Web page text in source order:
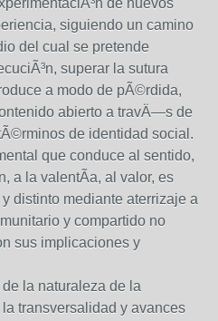
de nuevos
siguiendo un camino
del cual se pretende
superar la sutura
a modo de pÃ©rdida,
abierto a travÄ—s de
de identidad social.
que conduce al sentido,
a la valentÃ­a, al valor, es
distinto mediante aterrizaje a
y compartido no
sus implicaciones y
la naturaleza de la
transversalidad y avances